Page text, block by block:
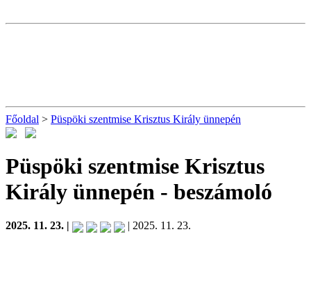
Főoldal > Püspöki szentmise Krisztus Király ünnepén
Püspöki szentmise Krisztus
Király ünnepén - beszámoló
2025. 11. 23. | | 2025. 11. 23.